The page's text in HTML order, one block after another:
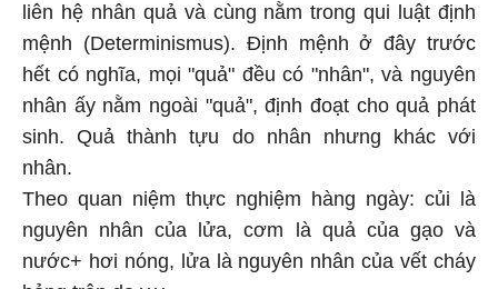
liên hệ nhân quả và cùng nằm trong qui luật định
mệnh (Determinismus). Định mệnh ở đây trước
hết có nghĩa, mọi "quả" đều có "nhân", và nguyên
nhân ấy nằm ngoài "quả", định đoạt cho quả phát
sinh. Quả thành tựu do nhân nhưng khác với
nhân.
Theo quan niệm thực nghiệm hàng ngày: củi là
nguyên nhân của lửa, cơm là quả của gạo và
nước+ hơi nóng, lửa là nguyên nhân của vết cháy